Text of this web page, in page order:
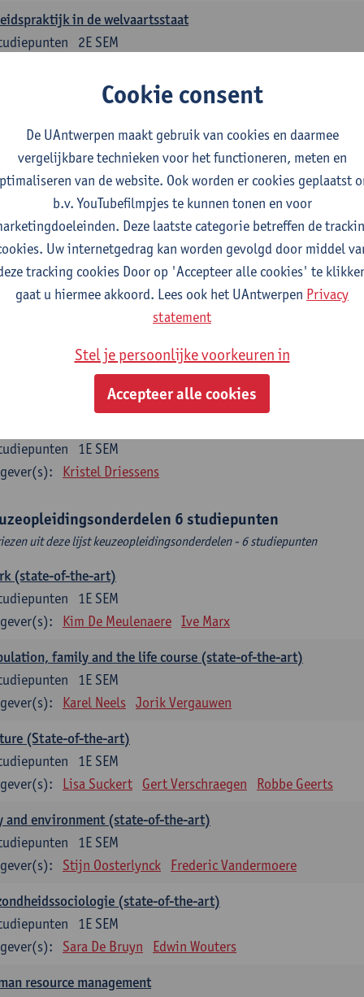
in de welvaartsstaat
2E SEM
sociaal Werk
Stijn Oosterlynck
en sociale innovatie
1E SEM
studiepunten
Pieter Cools
diversiteit en transnationaal sociaal werk
2E SEM
studiepunten
Sociale Impactevaluatie
2E SEM
Leen Sebrechts
1E SEM
Kristel Driessens
6 studiepunten
uit deze lijst keuzeopleidingsonderdelen - 6 studiepunten
(state-of-the-art)
1E SEM
Kim De Meulenaere Ive Marx
family and the life course (state-of-the-art)
1E SEM
Karel Neels Jorik Vergauwen
(State-of-the-art)
1E SEM
Lisa Suckert Gert Verschraegen Robbe Geerts
and environment (state-of-the-art)
1E SEM
Stijn Oosterlynck Frederic Vandermoere
(state-of-the-art)
1E SEM
Sara De Bruyn Edwin Wouters
resource management
Cookie consent
De UAntwerpen maakt gebruik van cookies en daarmee
vergelijkbare technieken voor het functioneren, meten en
van de website. Ook worden er cookies geplaatst
b.v. YouTubefilmpjes te kunnen tonen en voor
Deze laatste categorie betreffen de
Uw internetgedrag kan worden gevolgd door middel
tracking cookies Door op 'Accepteer alle cookies' te
gaat u hiermee akkoord. Lees ook het UAntwerpen Privacy
statement
Stel je persoonlijke voorkeuren in
Accepteer alle cookies